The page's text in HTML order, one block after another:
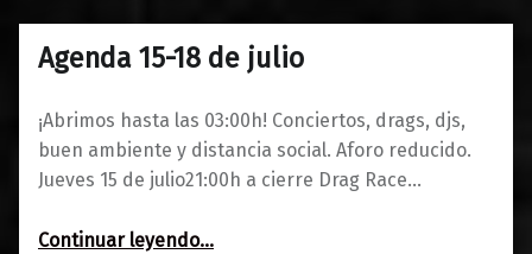
Agenda 15-18 de julio
¡Abrimos hasta las 03:00h! Conciertos, drags, djs,
buen ambiente y distancia social. Aforo reducido.
Jueves 15 de julio21:00h a cierre Drag Race…
Continuar leyendo…
14/07/20210
Maravillas